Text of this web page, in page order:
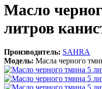
Масло
литров
Производитель: SAHRA
Модель: Масла черного